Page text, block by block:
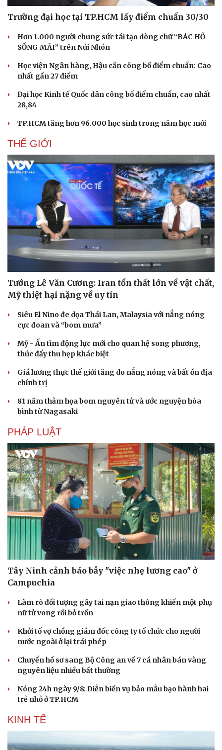
Du lịch
Tư vấn
check-in
Podcast
Kể chuyện cho bé
Hạt giống tâm hồn
Trường đại học tại TP.HCM lấy điểm chuẩn 30/30
Hơn 1.000 người chung sức tái tạo dòng chữ “BÁC HỒ
SỐNG MÃI” trên Núi Nhón
Học viện Ngân hàng, Hậu cần công bố điểm chuẩn: Cao
nhất gần 27 điểm
Đại học Kinh tế Quốc dân công bố điểm chuẩn, cao nhất
28,84
TP.HCM tăng hơn 96.000 học sinh trong năm học mới
THẾ GIỚI
Tướng Lê Văn Cương: Iran tổn thất lớn về vật chất,
Mỹ thiệt hại nặng về uy tín
Siêu El Nino đe dọa Thái Lan, Malaysia với nắng nóng
cực đoan và “bom mưa”
Mỹ - Ấn tìm động lực mới cho quan hệ song phương,
thúc đẩy thu hẹp khác biệt
Giá lương thực thế giới tăng do nắng nóng và bất ổn địa
chính trị
81 năm thảm họa bom nguyên tử và ước nguyện hòa
bình từ Nagasaki
PHÁP LUẬT
Tây Ninh cảnh báo bẫy "việc nhẹ lương cao" ở
Campuchia
Làm rõ đối tượng gây tai nạn giao thông khiến một phụ
nữ tử vong rồi bỏ trốn
Khởi tố vợ chồng giám đốc công ty tổ chức cho người
nước ngoài ở lại trái phép
Chuyển hồ sơ sang Bộ Công an về 7 cá nhân bán vàng
nguyên liệu nhiều bất thường
Nóng 24h ngày 9/8: Diễn biến vụ bảo mẫu bạo hành hai
trẻ nhỏ ở TP.HCM
KINH TẾ